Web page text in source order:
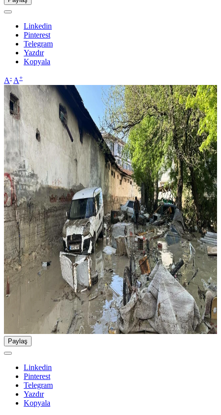
Linkedin
Pinterest
Telegram
Yazdır
Kopyala
A- A+
Paylaş
Linkedin
Pinterest
Telegram
Yazdır
Kopyala